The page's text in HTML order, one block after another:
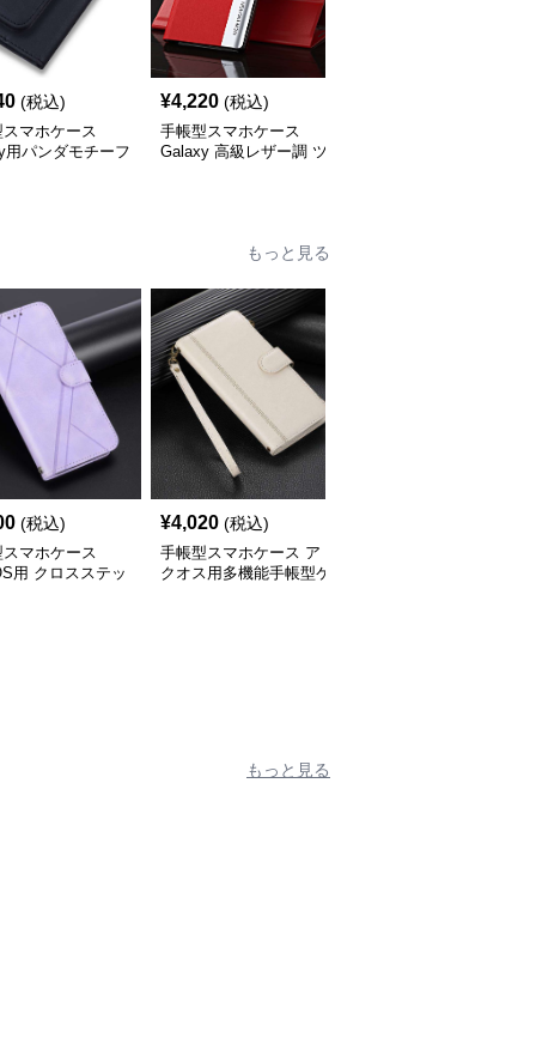
(税込)
マホケース
用パンダモチーフ
¥4,220 (税込)
手帳型スマホケース
Galaxy 高級レザー調 ツ
もっと見る
(税込)
マホケース
用 クロスステッ
¥4,020 (税込)
手帳型スマホケース ア
クオス用多機能手帳型ケ
もっと見る